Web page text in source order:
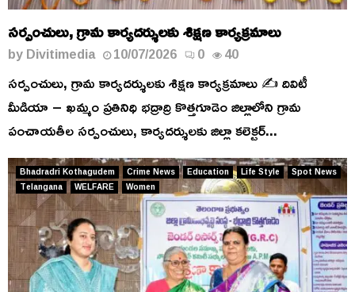
సర్పంచులు, గ్రామ కార్యదర్శులకు శిక్షణ కార్యక్రమాలు
byDivitimedia 10/07/2026 0 40
సర్పంచులు, గ్రామ కార్యదర్శులకు శిక్షణ కార్యక్రమాలు ✍️ దివిటీ
మీడియా – ఖమ్మం ప్రతినిధి భద్రాద్రి కొత్తగూడెం జిల్లాలోని గ్రామ
పంచాయతీల సర్పంచులు, కార్యదర్శులకు జిల్లా కలెక్టర్...
Bhadradri Kothagudem Crime News Education Life Style
Spot News
Telangana
WELFARE Women